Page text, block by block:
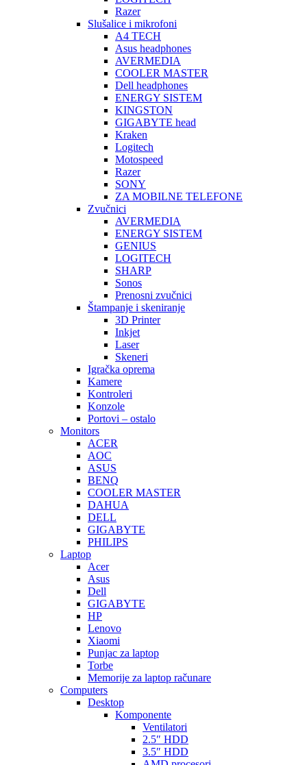
Razer
Slušalice i mikrofoni
A4 TECH
Asus headphones
AVERMEDIA
COOLER MASTER
Dell headphones
ENERGY SISTEM
KINGSTON
GIGABYTE head
Kraken
Logitech
Motospeed
Razer
SONY
ZA MOBILNE TELEFONE
Zvučnici
AVERMEDIA
ENERGY SISTEM
GENIUS
LOGITECH
SHARP
Sonos
Prenosni zvučnici
Štampanje i skeniranje
3D Printer
Inkjet
Laser
Skeneri
Igračka oprema
Kamere
Kontroleri
Konzole
Portovi – ostalo
Monitors
ACER
AOC
ASUS
BENQ
COOLER MASTER
DAHUA
DELL
GIGABYTE
PHILIPS
Laptop
Acer
Asus
Dell
GIGABYTE
HP
Lenovo
Xiaomi
Punjac za laptop
Torbe
Memorije za laptop računare
Computers
Desktop
Komponente
Ventilatori
2.5″ HDD
3.5″ HDD